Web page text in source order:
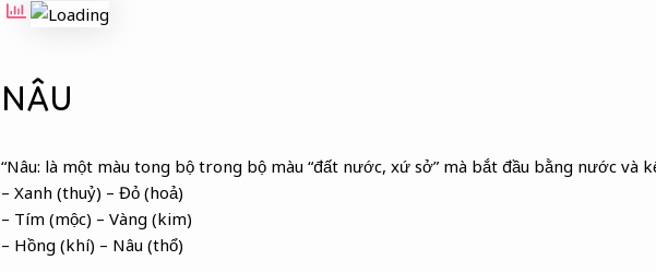
NÂU
“Nâu: là một màu tong bộ trong bộ màu “đất nước, xứ sở” mà bắt đầu bằng nước và
– Xanh (thuỷ) – Đỏ (hoả)
– Tím (mộc) – Vàng (kim)
– Hồng (khí) – Nâu (thổ)